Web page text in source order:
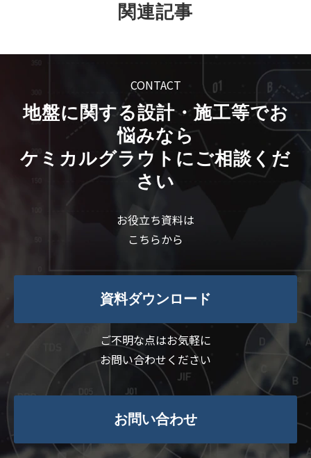
関連記事
CONTACT
地盤に関する設計・施工等でお
悩みなら
ケミカルグラウトにご相談くだ
さい
お役立ち資料は
こちらから
資料ダウンロード
ご不明な点はお気軽に
お問い合わせください
お問い合わせ